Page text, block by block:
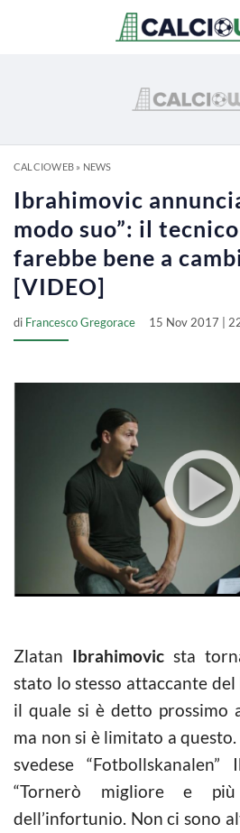
CALCIOWEB» NEWS
Ibrahimovic
modo suo”: il
farebbe bene a
[VIDEO]
di Francesco Gregorace 15 Nov 2017 |
Zlatan Ibrahimovicsta
stato lo stesso attaccante
il quale si è detto prossimo
ma non si è limitato a
svedese
“Tornerò migliore e
dell’infortunio. Non ci sono